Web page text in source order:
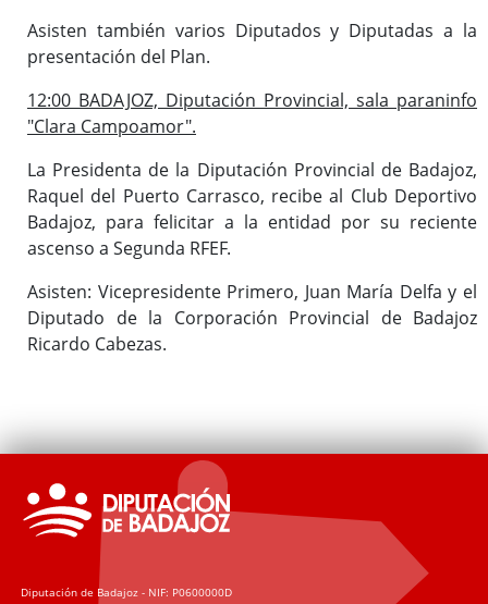
Asisten también varios Diputados y Diputadas a la
presentación del Plan.
12:00 BADAJOZ, Diputación Provincial, sala paraninfo
"Clara Campoamor".
La Presidenta de la Diputación Provincial de Badajoz,
Raquel del Puerto Carrasco, recibe al Club Deportivo
Badajoz, para felicitar a la entidad por su reciente
ascenso a Segunda RFEF.
Asisten: Vicepresidente Primero, Juan María Delfa y el
Diputado de la Corporación Provincial de Badajoz
Ricardo Cabezas.
Diputación de Badajoz - NIF: P0600000D